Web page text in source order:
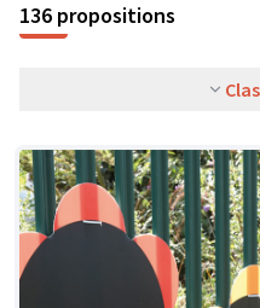
136 propositions